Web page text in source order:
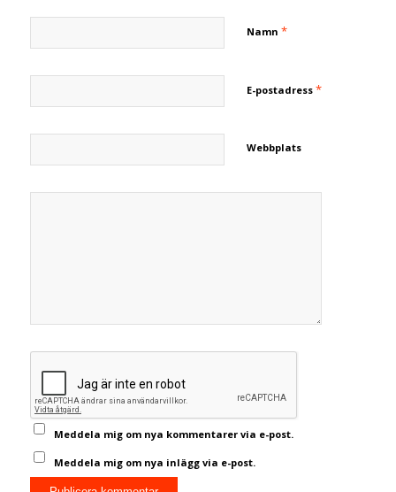
Namn *
E-postadress *
Webbplats
Meddela mig om nya kommentarer via e-post.
Meddela mig om nya inlägg via e-post.